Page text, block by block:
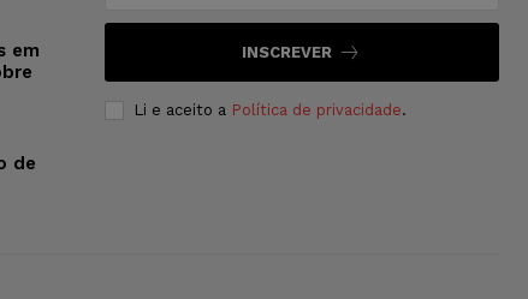
em
de
INSCREVER
Li e aceito a Política de privacidade.